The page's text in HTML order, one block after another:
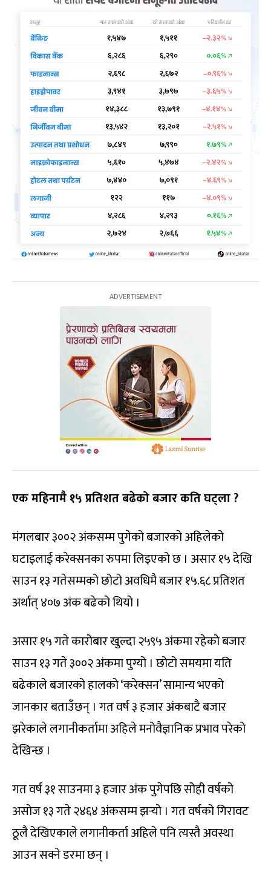
एक महिनामै १५ प्रतिशत बढेको बजार कति घट्ला ?
मंगलबार ३००२ अंकसम्म पुगेको बजारको अहिलेको
घटाइलाई करेक्सनका रुपमा लिइएको छ । असार १५ देखि
साउन १३ गतेसम्मको छोटो अवधिमै बजार १५.६८ प्रतिशत
अर्थात् ४०७ अंक बढेको थियो ।
असार १५ गते कारोबार खुल्दा २५९५ अंकमा रहेको बजार
साउन १३ गते ३००२ अंकमा पुग्यो । छोटो समयमा यति
बढेकाले बजारको हालको ‘करेक्सन’ सामान्य भएको
जानकार बताउँछन् । गत वर्ष ३ हजार अंकबाटै बजार
झरेकाले लगानीकर्तामा अहिले मनोवैज्ञानिक प्रभाव परेको
देखिन्छ ।
गत वर्ष ३१ साउनमा ३ हजार अंक पुगेपछि सोही वर्षको
असोज १३ गते २४६४ अंकसम्म झर्‍यो । गत वर्षको गिरावट
ठूलै देखिएकाले लगानीकर्ता अहिले पनि त्यस्तै अवस्था
आउन सक्ने डरमा छन् ।